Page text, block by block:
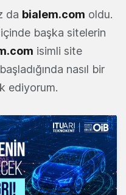
da bialem.com oldu.
başka sitelerin
isimli site
nasıl bir
ediyorum.